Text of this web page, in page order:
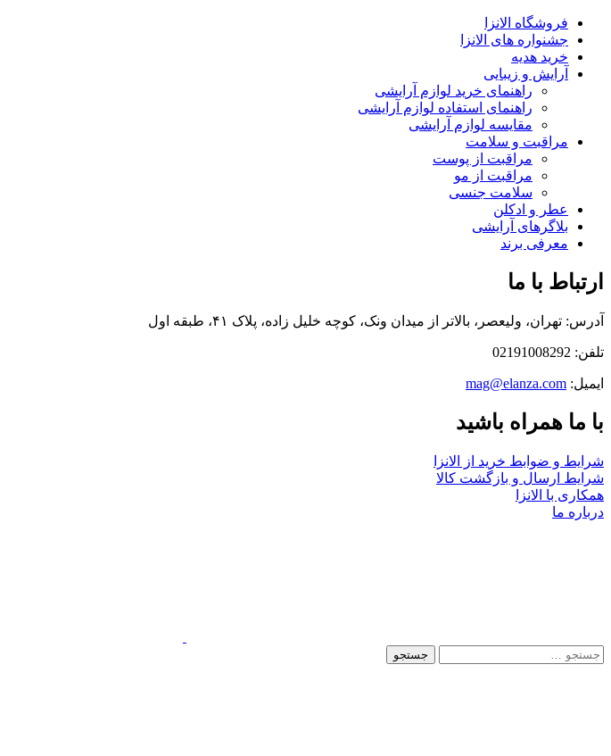
فروشگاه الانزا
جشنواره های الانزا
خرید هدیه
آرایش و زیبایی
راهنمای خرید لوازم آرایشی
راهنمای استفاده لوازم آرایشی
مقایسه لوازم آرایشی
مراقبت و سلامت
مراقبت از پوست
مراقبت از مو
سلامت جنسی
عطر و ادکلن
بلاگرهای آرایشی
معرفی برند
ارتباط با ما
آدرس: تهران، ولیعصر، بالاتر از میدان ونک، کوچه خلیل زاده، پلاک ۴۱، طبقه اول
تلفن: 02191008292
ایمیل: mag@elanza.com
با ما همراه باشید
شرایط و ضوابط خرید از الانزا
شرایط ارسال و بازگشت کالا
همکاری با الانزا
درباره ما
جستجو